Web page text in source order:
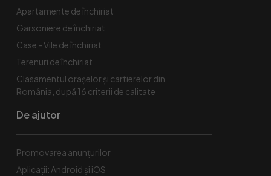
Apartamente de închiriat
Garsoniere de închiriat
Case - Vile de închiriat
Terenuri de închiriat
Clasamentul orașelor și cartierelor din
România, după 16 criterii de calitate
De ajutor
Promovarea anunțurilor
Aplicații: Android și iOS